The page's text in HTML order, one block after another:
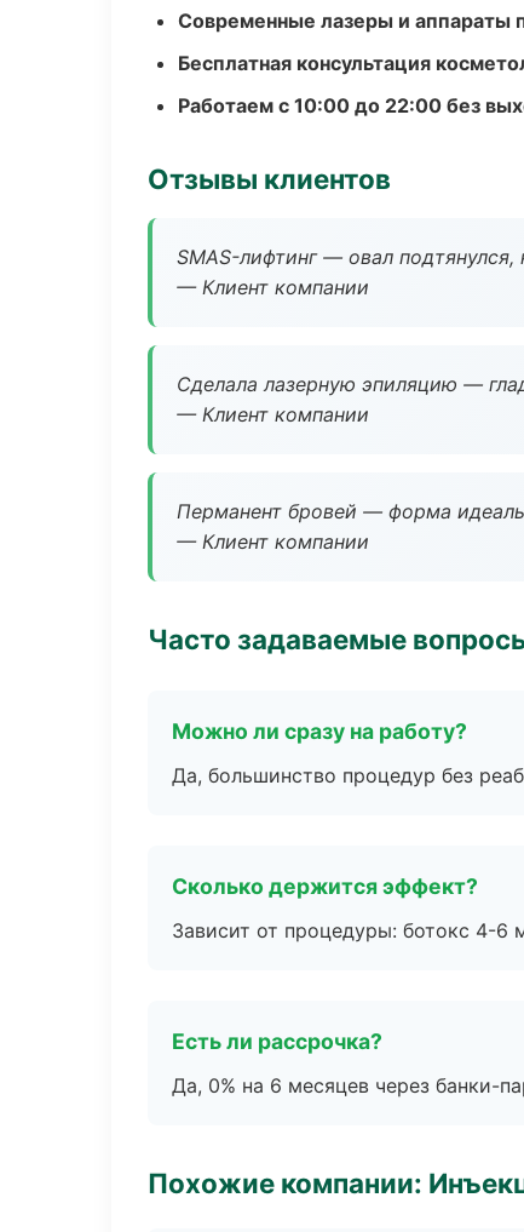
Современные лазеры и аппараты
Бесплатная консультация
Работаем с 10:00 до 22:00 без
Отзывы клиентов
SMAS-лифтинг — овал
— Клиент компании
Сделала лазерную эпиляцию —
— Клиент компании
Перманент бровей — форма
— Клиент компании
Часто задаваемые
Можно ли сразу на работу?
Да, большинство процедур без
Сколько держится эффект?
Зависит от процедуры: ботокс 4-
Есть ли рассрочка?
Да, 0% на 6 месяцев через банки-
Похожие компании: